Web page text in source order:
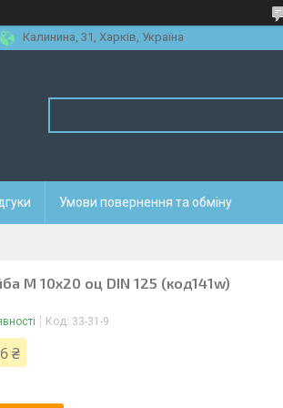
Калинина, 31, Харків, Україна
Умови повернення та обміну
М 10х20 оц DIN 125 (код141w)
Код: 33-31-9
₴